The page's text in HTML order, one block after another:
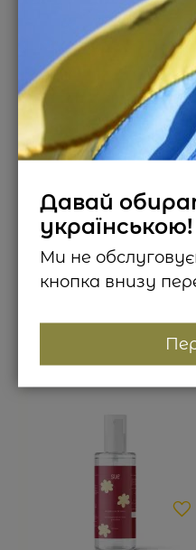
Молочко для тіла
Blackcurrant Velvet
650₴
Схожі товари
Давай
українською!
Ми не
кнопка внизу